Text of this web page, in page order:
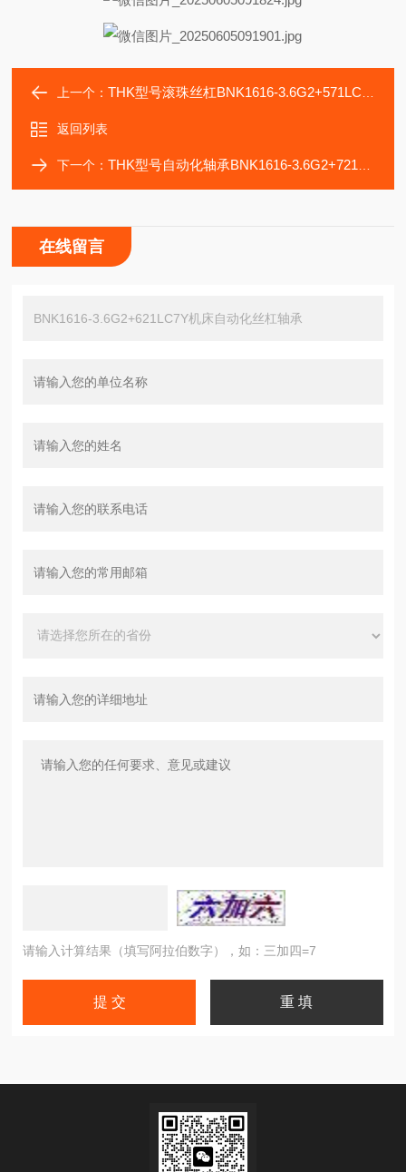
上一个：THK型号滚珠丝杠BNK1616-3.6G2+571LC7Y易安装维护
返回列表
下一个：THK型号自动化轴承BNK1616-3.6G2+721LC7Y滚珠丝杠
在线留言
请输入计算结果（填写阿拉伯数字），如：三加四=7